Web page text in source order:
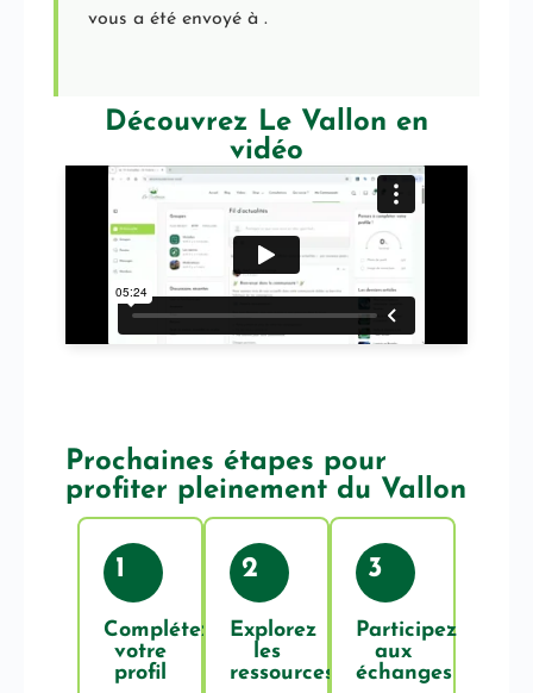
vous a été envoyé à .
Découvrez Le Vallon en
vidéo
Prochaines étapes pour
profiter pleinement du Vallon
1
Complétez
votre
profil
2
Explorez
les
ressources
3
Participez
aux
échanges